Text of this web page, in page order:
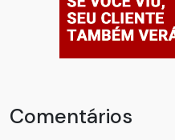
Comentários